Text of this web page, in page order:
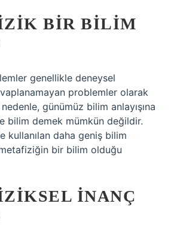
BIR BILIM
genellikle deneysel
problemler olarak
günümüz bilim anlayışına
bilim demek mümkün değildir.
kullanılan daha geniş bilim
bir bilim olduğu
INANÇ